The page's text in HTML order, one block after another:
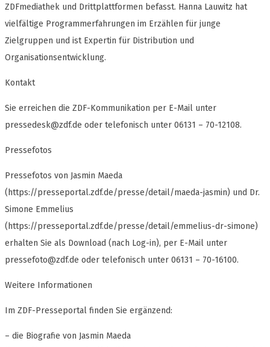
ZDFmediathek und Drittplattformen befasst. Hanna Lauwitz hat
vielfältige Programmerfahrungen im Erzählen für junge
Zielgruppen und ist Expertin für Distribution und
Organisationsentwicklung.
Kontakt
Sie erreichen die ZDF-Kommunikation per E-Mail unter
pressedesk@zdf.de oder telefonisch unter 06131 – 70-12108.
Pressefotos
Pressefotos von Jasmin Maeda
(https://presseportal.zdf.de/presse/detail/maeda-jasmin) und Dr.
Simone Emmelius
(https://presseportal.zdf.de/presse/detail/emmelius-dr-simone)
erhalten Sie als Download (nach Log-in), per E-Mail unter
pressefoto@zdf.de oder telefonisch unter 06131 – 70-16100.
Weitere Informationen
Im ZDF-Presseportal finden Sie ergänzend:
– die Biografie von Jasmin Maeda